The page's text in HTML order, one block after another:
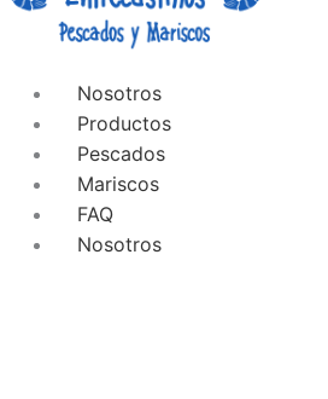
Nosotros
Productos
Pescados
Mariscos
FAQ
Nosotros